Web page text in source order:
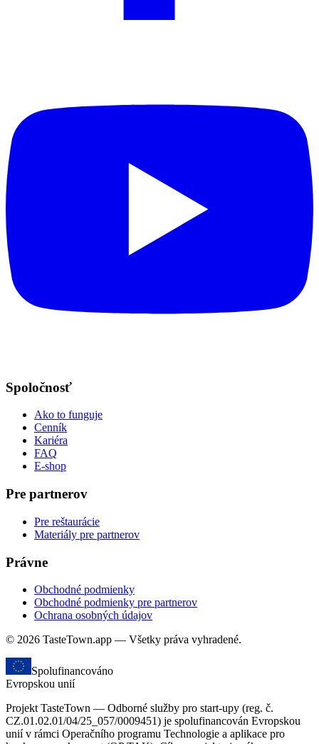
Spoločnosť
Ako to funguje
Cenník
Kariéra
FAQ
E-shop
Pre partnerov
Pre reštaurácie
Materiály pre partnerov
Právne
Obchodné podmienky
Obchodné podmienky pre partnerov
Ochrana osobných údajov
© 2026 TasteTown.app — Všetky práva vyhradené.
Spolufinancováno
Evropskou unií
Projekt TasteTown — Odborné služby pro start-upy (reg. č.
CZ.01.02.01/04/25_057/0009451) je spolufinancován Evropskou
unií v rámci Operačního programu Technologie a aplikace pro